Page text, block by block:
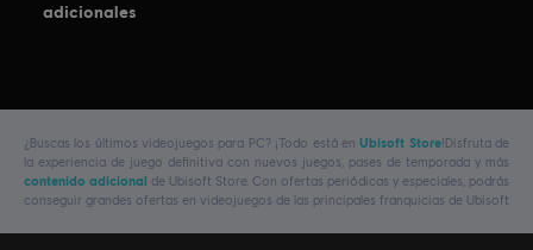
adicionales
¿Buscas los últimos videojuegos para PC? ¡Todo está enUbisoft Store!Disfruta de
la experiencia de juego definitiva con nuevos juegos, pases de temporada y más
contenido adicional de Ubisoft Store. Con ofertas periódicas y especiales, podrás
conseguir grandes ofertas en videojuegos de las principales franquicias de Ubisoft